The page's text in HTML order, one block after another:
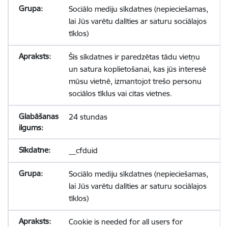
Sociālo mediju sīkdatnes (nepieciešamas,
lai Jūs varētu dalīties ar saturu sociālajos
tīklos)
Šīs sīkdatnes ir paredzētas tādu vietņu
un satura koplietošanai, kas jūs interesē
mūsu vietnē, izmantojot trešo personu
sociālos tīklus vai citas vietnes.
24 stundas
__cfduid
Sociālo mediju sīkdatnes (nepieciešamas,
lai Jūs varētu dalīties ar saturu sociālajos
tīklos)
Cookie is needed for all users for